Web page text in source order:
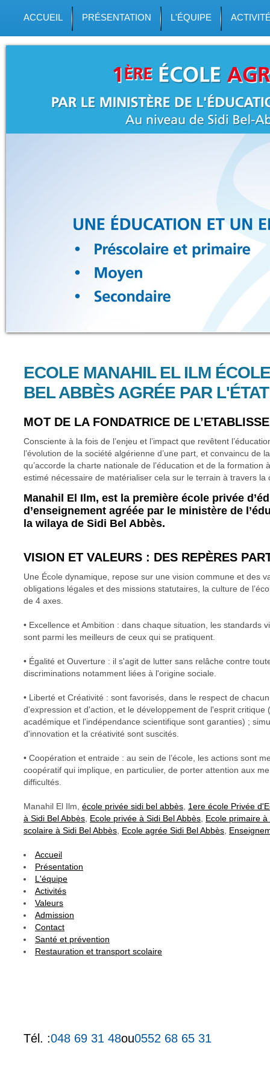
ACCUEIL PRÉSENTATION L'ÉQUIPE
ECOLE MANAHIL EL ILM
BEL ABBÈS AGRÉE PAR L'ÉTAT
MOT DE LA FONDATRICE DE
Consciente à la fois de l’enjeu et l’impact que revêtent
l’évolution de la société algérienne d’une part, et convaincu de
qu’accorde la charte nationale de l’éducation et de la formation à
estimé nécessaire de matérialiser cela sur le terrain à travers la
Manahil El Ilm, est la première école privée
d’enseignement agréée par le ministère de
la wilaya de Sidi Bel Abbès.
VISION ET VALEURS : DES REPÈRES
Une École dynamique, repose sur une vision commune et des
obligations légales et des missions statutaires, la culture de
de 4 axes.
• Excellence et Ambition : dans chaque situation, les standards
sont parmi les meilleurs de ceux qui se pratiquent.
• Égalité et Ouverture : il s'agit de lutter sans relâche contre
discriminations notamment liées à l'origine sociale.
• Liberté et Créativité : sont favorisés, dans le respect de
d'expression et d'action, et le développement de l'esprit critique
académique et l'indépendance scientifique sont garanties) ;
d'innovation et la créativité sont suscités.
• Coopération et entraide : au sein de l’école, les actions sont
coopératif qui implique, en particulier, de porter attention aux
difficultés.
Manahil El Ilm, école privée sidi bel abbès 1ere école Privée
à Sidi Bel Abbès Ecole privée à Sidi Bel Abbès Ecole primaire à
scolaire à Sidi Bel Abbès Ecole agrée Sidi Bel Abbès
Accueil
Présentation
L'équipe
Activités
Valeurs
Admission
Contact
Santé et prévention
Restauration et transport scolaire
Tél. :048 69 31 48ou0552 68 65 31